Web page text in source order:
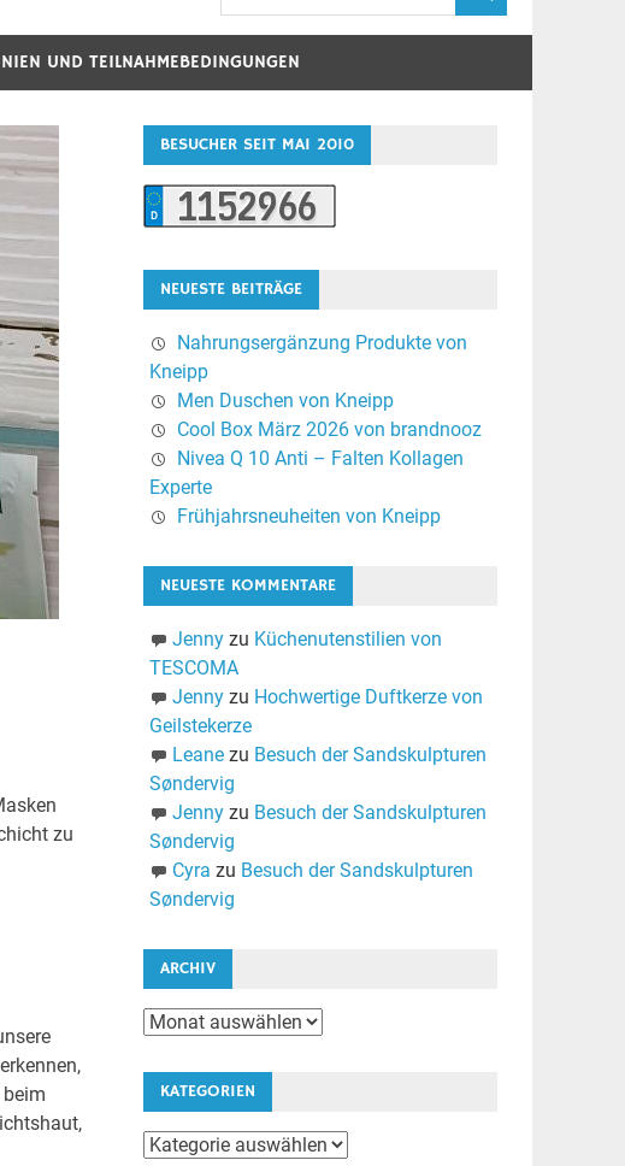
UND TEILNAHMEBEDINGUNGEN
zu
BESUCHER SEIT MAI 2010
NEUESTE BEITRÄGE
Nahrungsergänzung Produkte von
Kneipp
Men Duschen von Kneipp
Cool Box März 2026 von brandnooz
Nivea Q 10 Anti – Falten Kollagen
Experte
Frühjahrsneuheiten von Kneipp
NEUESTE KOMMENTARE
Jennyzu Küchenutenstilien von
TESCOMA
Jennyzu Hochwertige Duftkerze von
Geilstekerze
Leanezu Besuch der Sandskulpturen
Søndervig
Jennyzu Besuch der Sandskulpturen
Søndervig
Cyra zu Besuch der Sandskulpturen
Søndervig
ARCHIV
Archiv
KATEGORIEN
Kategorien